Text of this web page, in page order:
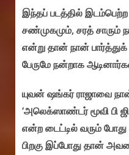
இந்தப் படத்தில் இடம்பெற்ற
சண்முகமும், சரத் சாரும்
என்று தான் நான்
பேருமே நன்றாக
யுவன் ஷங்கர் ராஜாவை
‘அலெக்ஸாண்டர் மூவி பி
என்ற டைட்டில் வரும்
பிறகு இப்போது தான்